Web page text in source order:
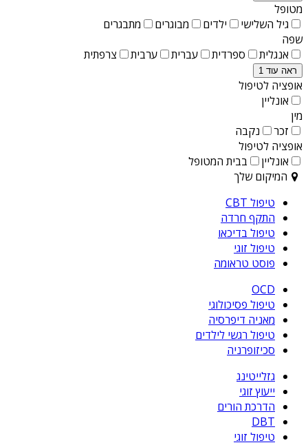
מטופל
גיל השלישי
ילדים מבוגרים
מתבגרים
שפה
אנגלית
ספרדית עברית ערבית צרפתית
ראה עוד 1
אופציה לטיפול
אונליין
מין
זכר
נקבה
אופציה לטיפול
אונליין
בבית המטופל
המיקום שלך
טיפול CBT
התקף חרדה
טיפול בדיכאו
טיפול זוגי
פוסט טראומה
OCD
טיפול פסיכולוגי
מאניה דיפרסיה
טיפול רגשי לילדים
סכיזופרניה
גזלייטינג
ייעוץ זוגי
הדרכת הורים
DBT
טיפול זוגי